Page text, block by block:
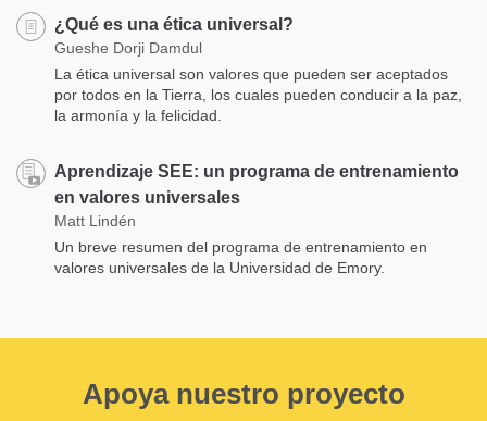
¿Qué es una ética universal?
Gueshe Dorji Damdul
La ética universal son valores que pueden ser aceptados
por todos en la Tierra, los cuales pueden conducir a la paz,
la armonía y la felicidad.
Aprendizaje SEE: un programa de entrenamiento
en valores universales
Matt Lindén
Un breve resumen del programa de entrenamiento en
valores universales de la Universidad de Emory.
Apoya nuestro proyecto